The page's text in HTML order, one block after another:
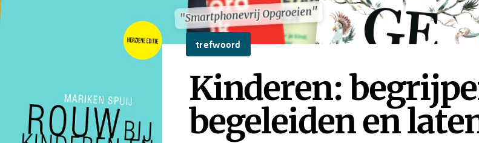
"Smartphonevrij Opgroeien"
"Smartphonevrij Opgroeien"
trefwoord
Kinderen:
begeleiden en